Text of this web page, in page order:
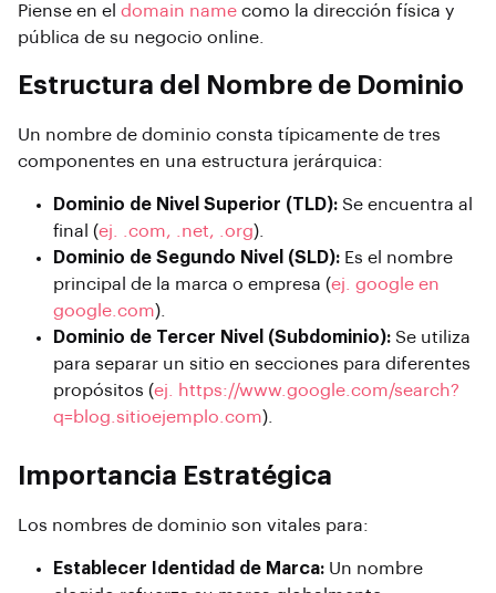
Piense en el domain name como la dirección física y
pública de su negocio online.
Estructura del Nombre de Dominio
Un nombre de dominio consta típicamente de tres
componentes en una estructura jerárquica:
Dominio de Nivel Superior (TLD): Se encuentra al
final (ej. .com, .net, .org).
Dominio de Segundo Nivel (SLD): Es el nombre
principal de la marca o empresa (ej. google en
google.com).
Dominio de Tercer Nivel (Subdominio): Se utiliza
para separar un sitio en secciones para diferentes
propósitos (ej. https://www.google.com/search?
q=blog.sitioejemplo.com).
Importancia Estratégica
Los nombres de dominio son vitales para:
Establecer Identidad de Marca: Un nombre